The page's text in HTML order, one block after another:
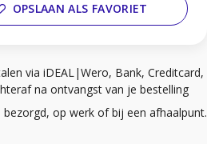
OPSLAAN ALS FAVORIET
via iDEAL|Wero, Bank, Creditcard,
na ontvangst van je bestelling
bezorgd, op werk of bij een afhaalpunt.